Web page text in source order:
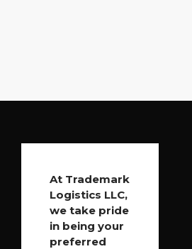
At Trademark
Logistics LLC,
we take pride
in being your
preferred